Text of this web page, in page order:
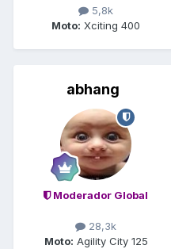
5,8k
Moto: Xciting 400
abhang
Moderador Global
28,3k
Moto: Agility City 125